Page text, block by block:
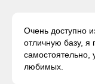
Очень доступно
отличную базу, я
самостоятельно,
любимых.